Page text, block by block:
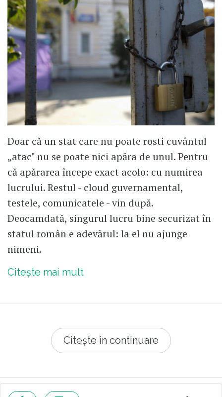
Doar că un stat care nu poate rosti cuvântul
„atac" nu se poate nici apăra de unul. Pentru
că apărarea începe exact acolo: cu numirea
lucrului. Restul - cloud guvernamental,
testele, comunicatele - vin după.
Deocamdată, singurul lucru bine securizat în
statul român e adevărul: la el nu ajunge
nimeni.
Citește mai mult
Citește în continuare
© 2026 Republica.ro